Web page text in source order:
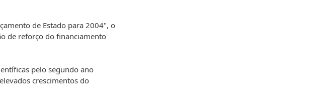
de Estado para 2004", o
de reforço do financiamento
pelo segundo ano
crescimentos do